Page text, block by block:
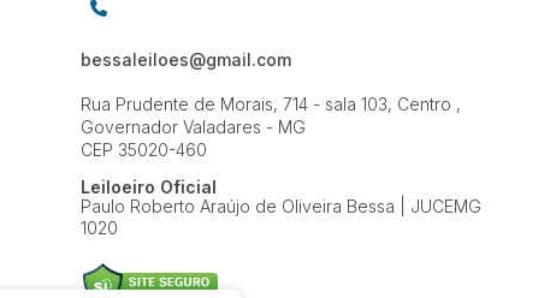
bessaleiloes@gmail.com
Rua Prudente de Morais, 714 - sala 103, Centro ,
Governador Valadares - MG
CEP 35020-460
Leiloeiro Oficial
Paulo Roberto Araújo de Oliveira Bessa | JUCEMG
1020